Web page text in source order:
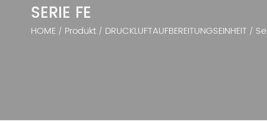
SERIE FE
HOME / Produkt / DRUCKLUFTAUFBEREITUNGSEINHEIT /